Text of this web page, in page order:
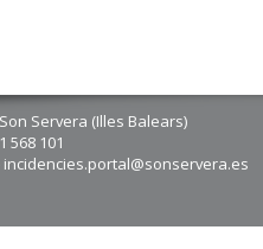
Servera (Illes Balears)
568 101